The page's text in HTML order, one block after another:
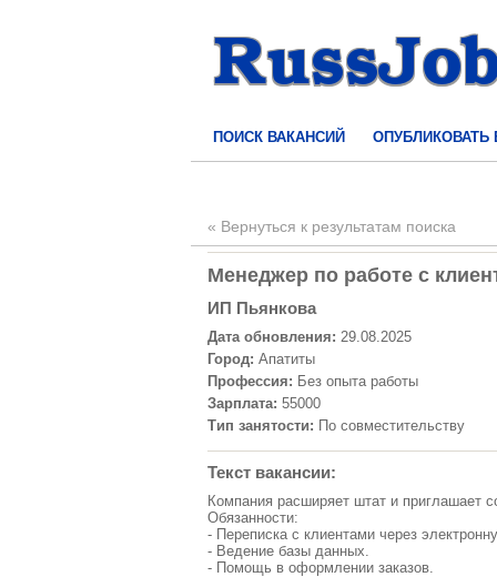
ПОИСК ВАКАНСИЙ ОПУБЛИКОВАТЬ
« Вернуться к результатам поиска
Менеджер по работе с
ИП Пьянкова
Дата обновления: 29.08.2025
Город: Апатиты
Профессия: Без опыта работы
Зарплата: 55000
Тип занятости: По совместительству
Текст вакансии:
Компания расширяет штат и приглашает
Обязанности:
- Переписка с клиентами через
- Ведение базы данных.
- Помощь в оформлении заказов.